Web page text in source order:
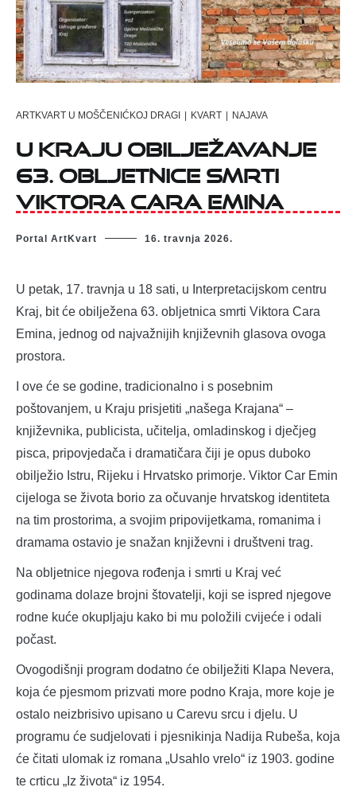
ARTKVART U MOŠČENIĆKOJ DRAGI | KVART | NAJAVA
U Kraju obilježavanje
63. obljetnice smrti
Viktora Cara Emina
Portal ArtKvart 16. travnja 2026.
U petak, 17. travnja u 18 sati, u Interpretacijskom centru
Kraj, bit će obilježena 63. obljetnica smrti Viktora Cara
Emina, jednog od najvažnijih književnih glasova ovoga
prostora.
I ove će se godine, tradicionalno i s posebnim
poštovanjem, u Kraju prisjetiti „našega Krajana“ –
književnika, publicista, učitelja, omladinskog i dječjeg
pisca, pripovjedača i dramatičara čiji je opus duboko
obilježio Istru, Rijeku i Hrvatsko primorje. Viktor Car Emin
cijeloga se života borio za očuvanje hrvatskog identiteta
na tim prostorima, a svojim pripovijetkama, romanima i
dramama ostavio je snažan književni i društveni trag.
Na obljetnice njegova rođenja i smrti u Kraj već
godinama dolaze brojni štovatelji, koji se ispred njegove
rodne kuće okupljaju kako bi mu položili cvijeće i odali
počast.
Ovogodišnji program dodatno će obilježiti Klapа Nevera,
koja će pjesmom prizvati more podno Kraja, more koje je
ostalo neizbrisivo upisano u Carevu srcu i djelu. U
programu će sudjelovati i pjesnikinja Nadija Rubeša, koja
će čitati ulomak iz romana „Usahlo vrelo“ iz 1903. godine
te crticu „Iz života“ iz 1954.